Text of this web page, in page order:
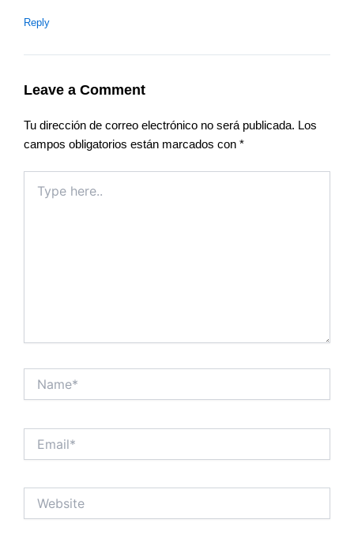
Reply
Leave a Comment
Tu dirección de correo electrónico no será publicada. Los
campos obligatorios están marcados con *
here..